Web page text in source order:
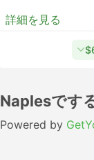
詳細を見る
Naplesです
Powered by